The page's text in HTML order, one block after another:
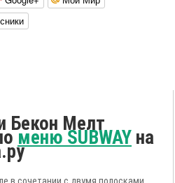
Бекон Мелт
меню SUBWAY на